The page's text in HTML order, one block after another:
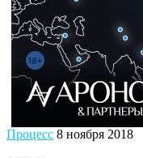
Процесс 8 ноября 2018